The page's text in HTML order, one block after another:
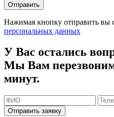
Отправить
Нажимая кнопку отправить вы
персональных данных
У Вас остались
Мы Вам перезвоним
минут.
Отправить заявку